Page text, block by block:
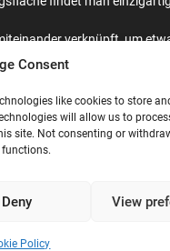
Consent
like cookies to store
will allow us to
site. Not consenting or
Deny View
Policy
verknüpft, um
Tische werden aus massiv
und ausgefallenen
gigantische Auswahl an
und
Gebrauch, perfekt
Ladeneinrichtungen